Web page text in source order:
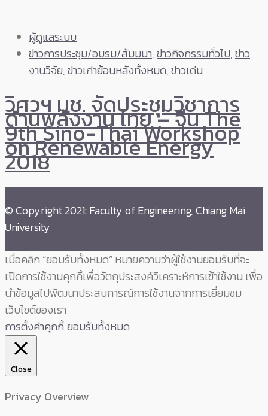
ผู้ดูแลระบบ
ข่าวการประชุม/อบรม/สัมมนา,ข่าวกิจกรรมทั่วไป,ข่าว
งานวิจัย,ข่าวเก่าย้อนหลังทั้งหมด,ข่าวเด่น
วิศวฯ มช. จัดประชุมวิชาการ
ด้านพลังงาน ไทย – จีน The
9th Sino-Thai Workshop
on Renewable Energy
2018
© Copyright 2021: Faculty of Engineering, Chiang Mai
University
เมื่อคลิก “ยอมรับทั้งหมด” หมายความว่าผู้ใช้งานยอมรับที่จะ
เปิดการใช้งานคุกกี้เพื่อวัตถุประสงค์วิเคราะห์การเข้าใช้งาน เพื่อ
นำข้อมูลไปพัฒนาประสบการณ์การใช้งานจากการเยี่ยมชม
เว็บไซต์ของเรา
การตั้งค่าคุกกี้ยอมรับทั้งหมด
Close
Privacy Overview